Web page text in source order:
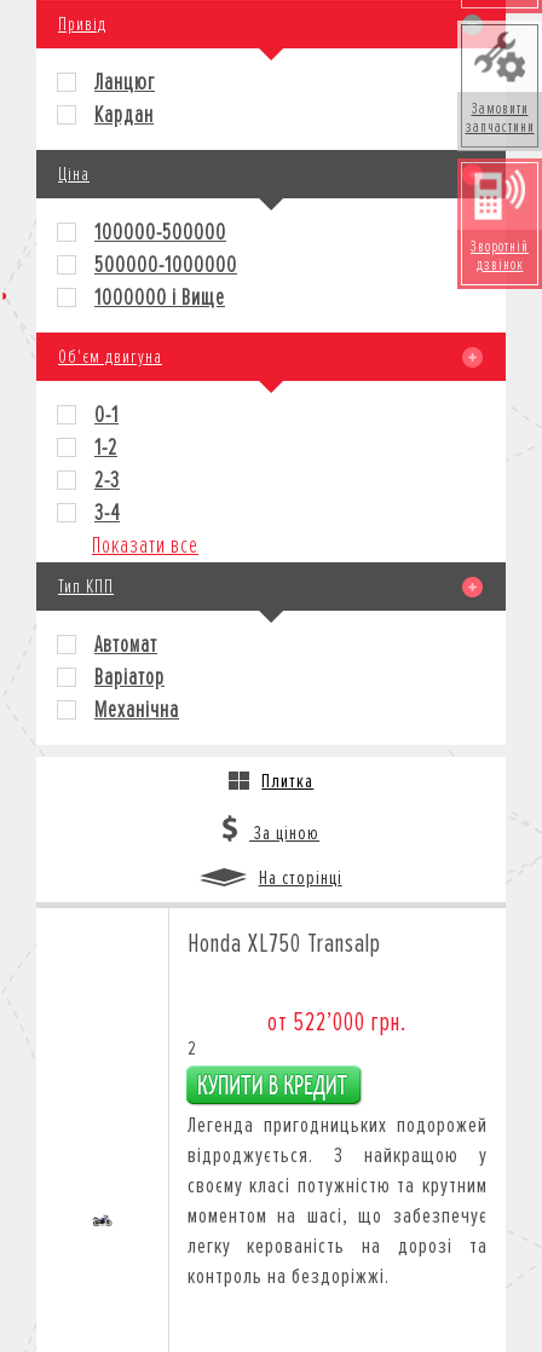
Замовити
запчастини
Зворотній
дзвінок
Привід
Ланцюг
Кардан
Ціна
100000-500000
500000-1000000
1000000 і Вище
Об'єм двигуна
0-1
1-2
2-3
3-4
Показати все
Тип КПП
Автомат
Варіатор
Механічна
Плитка
За ціною
На сторінці
Honda XL750 Transalp
от 522’000 грн.
2
Легенда пригодницьких подорожей
відроджується. З найкращою у
своєму класі потужністю та крутним
моментом на шасі, що забезпечує
легку керованість на дорозі та
контроль на бездоріжжі.